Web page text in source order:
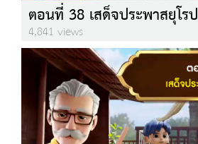
ตอนที่ 38 เสด็จประพาสยุโรป
4,841 views